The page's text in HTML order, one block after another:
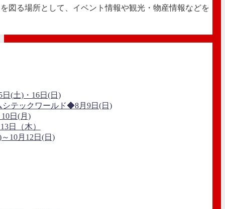
図る場所として、イベント情報や観光・物産情報などを
(土)・16日(日)
テックワールド◆8月9日(日)
日(月)
日（木）
10月12日(日)